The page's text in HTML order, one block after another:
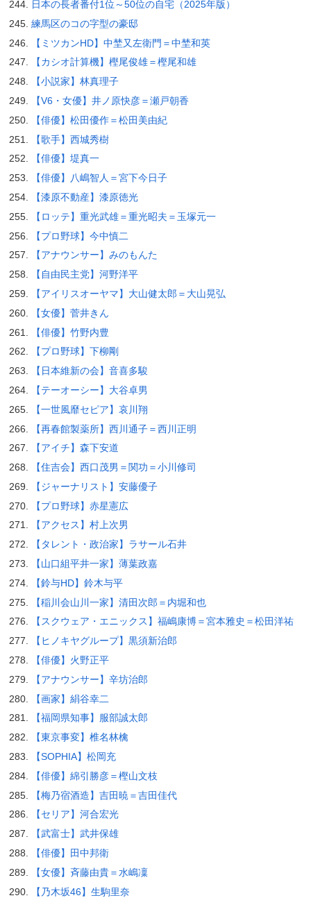
日本の長者番付1位～50位の自宅（2025年版）
練馬区のコの字型の豪邸
【ミツカンHD】中埜又左衛門＝中埜和英
【カシオ計算機】樫尾俊雄＝樫尾和雄
【小説家】林真理子
【V6・女優】井ノ原快彦＝瀬戸朝香
【俳優】松田優作＝松田美由紀
【歌手】西城秀樹
【俳優】堤真一
【俳優】八嶋智人＝宮下今日子
【漆原不動産】漆原徳光
【ロッテ】重光武雄＝重光昭夫＝玉塚元一
【プロ野球】今中慎二
【アナウンサー】みのもんた
【自由民主党】河野洋平
【アイリスオーヤマ】大山健太郎＝大山晃弘
【女優】菅井きん
【俳優】竹野内豊
【プロ野球】下柳剛
【日本維新の会】音喜多駿
【テーオーシー】大谷卓男
【一世風靡セピア】哀川翔
【再春館製薬所】西川通子＝西川正明
【アイチ】森下安道
【住吉会】西口茂男＝関功＝小川修司
【ジャーナリスト】安藤優子
【プロ野球】赤星憲広
【アクセス】村上次男
【タレント・政治家】ラサール石井
【山口組平井一家】薄葉政嘉
【鈴与HD】鈴木与平
【稲川会山川一家】清田次郎＝内堀和也
【スクウェア・エニックス】福嶋康博＝宮本雅史＝松田洋祐
【ヒノキヤグループ】黒須新治郎
【俳優】火野正平
【アナウンサー】辛坊治郎
【画家】絹谷幸二
【福岡県知事】服部誠太郎
【東京事変】椎名林檎
【SOPHIA】松岡充
【俳優】綿引勝彦＝樫山文枝
【梅乃宿酒造】吉田暁＝吉田佳代
【セリア】河合宏光
【武富士】武井保雄
【俳優】田中邦衛
【女優】斉藤由貴＝水嶋凜
【乃木坂46】生駒里奈